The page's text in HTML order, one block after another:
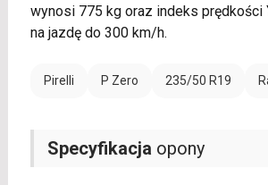
wynosi 775 kg oraz indeks prędkości
na jazdę do 300 km/h.
Pirelli P Zero 235/50 R19
Specyfikacja opony